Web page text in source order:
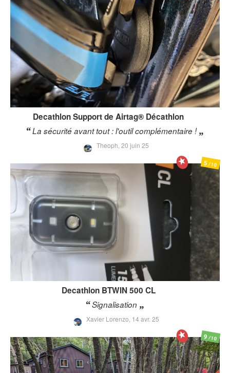
DecathlonSupport de Airtag® Décathlon
La sécurité avant tout : l'outil complémentaire !
Theoph, 20 juin 25
Decathlon BTWIN 500 CL
Signalisation
Xavier Lorenzo, 14 avr. 25
5/10
9/10